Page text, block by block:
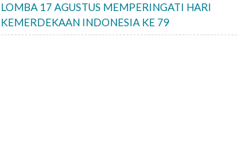
LOMBA 17 AGUSTUS MEMPERINGATI HARI
KEMERDEKAAN INDONESIA KE 79